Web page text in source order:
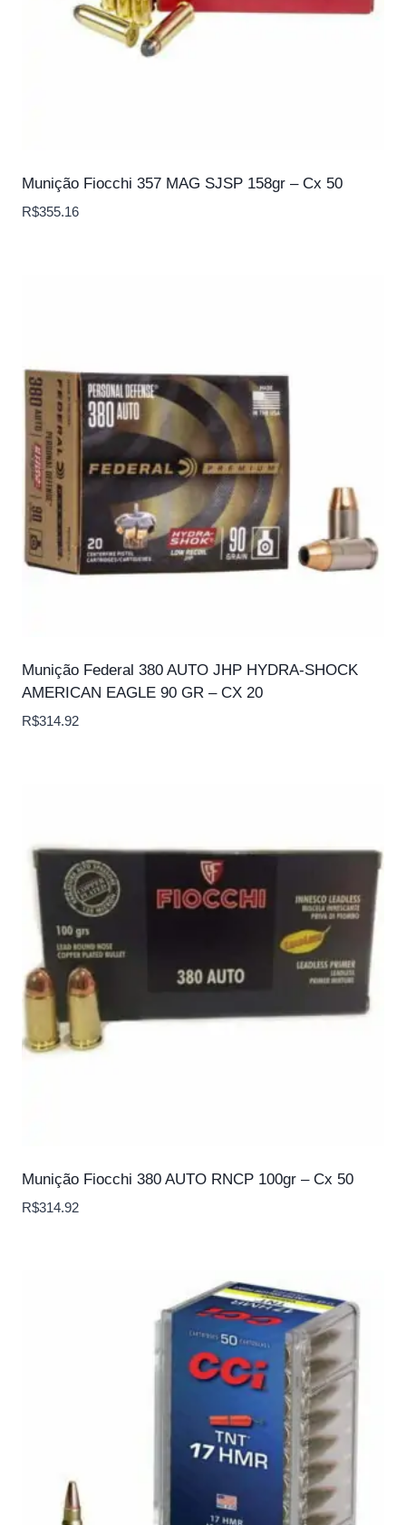
Munição Fiocchi 357 MAG SJSP 158gr – Cx 50
R$355.16
Munição Federal 380 AUTO JHP HYDRA-SHOCK
AMERICAN EAGLE 90 GR – CX 20
R$314.92
Munição Fiocchi 380 AUTO RNCP 100gr – Cx 50
R$314.92